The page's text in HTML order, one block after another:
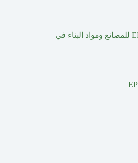
متطلبات إصدار شهادة EPD للمصانع ومواد البناء في